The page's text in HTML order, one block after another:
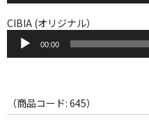
Webのみ no.3
Webのみ no.4
Help
プ
レ
ー
ー
CIBIA (オリジナル）
プ
ヤ
ー
00:00
（商品コード: 645）